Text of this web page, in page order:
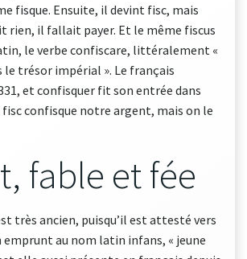
fisque. Ensuite, il devint fisc, mais
rien, il fallait payer. Et le même fiscus
le verbe confiscare, littéralement «
le trésor impérial ». Le français
et confisquer fit son entrée dans
confisque notre argent, mais on le
fable et fée
très ancien, puisqu’il est attesté vers
emprunt au nom latin infans, « jeune